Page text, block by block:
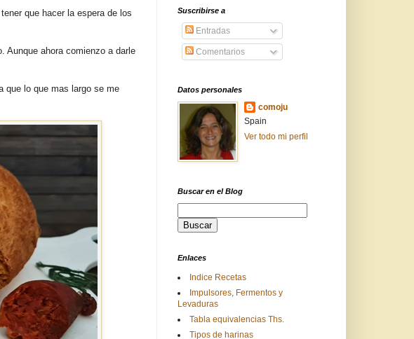
que hacer la espera de los
Aunque ahora comienzo a darle
que lo que mas largo se me
Suscribirse a
Entradas
Comentarios
Datos personales
comoju
Spain
Ver todo mi perfil
Buscar en el Blog
Enlaces
Indice Recetas
Impulsores, Fermentos y
Levaduras
Tabla equivalencias Ths.
Tipos de harinas